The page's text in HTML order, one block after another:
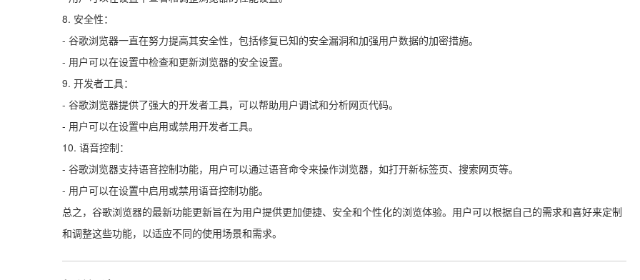
8. 安全性：
- 谷歌浏览器一直在努力提高其安全性，包括修复已知的安全漏洞和加强用户数据的加密措施。
- 用户可以在设置中检查和更新浏览器的安全设置。
9. 开发者工具：
- 谷歌浏览器提供了强大的开发者工具，可以帮助用户调试和分析网页代码。
- 用户可以在设置中启用或禁用开发者工具。
10. 语音控制：
- 谷歌浏览器支持语音控制功能，用户可以通过语音命令来操作浏览器，如打开新标签页、搜索网页等。
- 用户可以在设置中启用或禁用语音控制功能。
总之，谷歌浏览器的最新功能更新旨在为用户提供更加便捷、安全和个性化的浏览体验。用户可以根据自己的需求和喜好来定制
和调整这些功能，以适应不同的使用场景和需求。